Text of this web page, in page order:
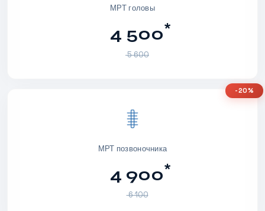
МРТ головы
4 500*
5 600
МРТ позвоночника
4 900*
6 100
-20%